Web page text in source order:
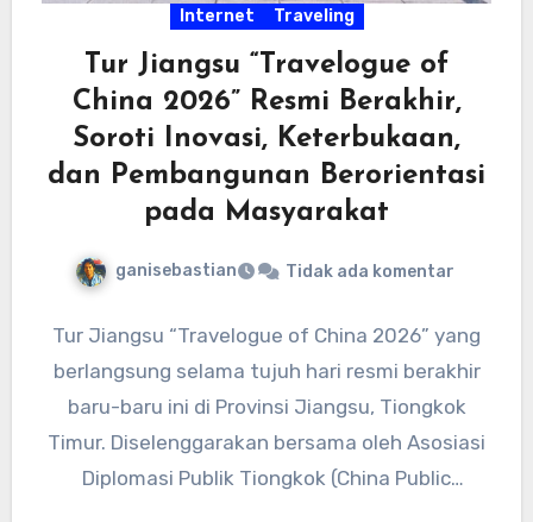
Internet Traveling
Tur Jiangsu “Travelogue of
China 2026” Resmi Berakhir,
Soroti Inovasi, Keterbukaan,
dan Pembangunan Berorientasi
pada Masyarakat
ganisebastian Tidak ada komentar
Tur Jiangsu “Travelogue of China 2026” yang
berlangsung selama tujuh hari resmi berakhir
baru-baru ini di Provinsi Jiangsu, Tiongkok
Timur. Diselenggarakan bersama oleh Asosiasi
Diplomasi Publik Tiongkok (China Public